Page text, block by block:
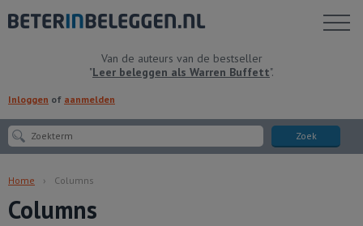
Van de auteurs van de bestseller
"Leer beleggen als Warren Buffett".
Inloggen of aanmelden
Zoek
Toon
Home Columns
Columns